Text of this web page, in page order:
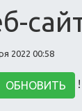
2022 00:58
ОБНОВИТЬ !